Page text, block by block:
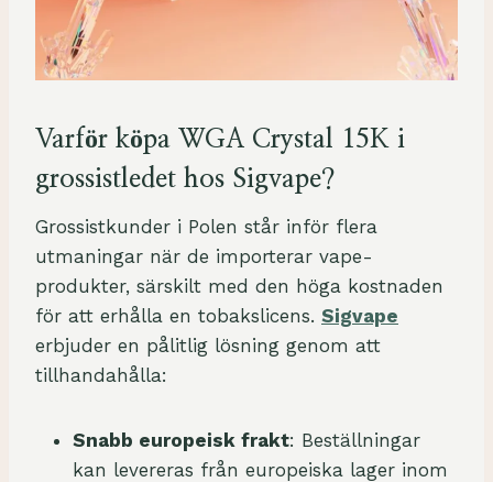
Varför köpa WGA Crystal 15K i
grossistledet hos Sigvape?
Grossistkunder i Polen står inför flera
utmaningar när de importerar vape-
produkter, särskilt med den höga kostnaden
för att erhålla en tobakslicens. Sigvape
erbjuder en pålitlig lösning genom att
tillhandahålla:
Snabb europeisk frakt: Beställningar
kan levereras från europeiska lager inom